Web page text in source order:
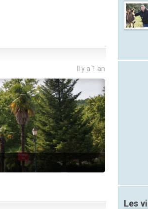
Il y a 1 an
Les